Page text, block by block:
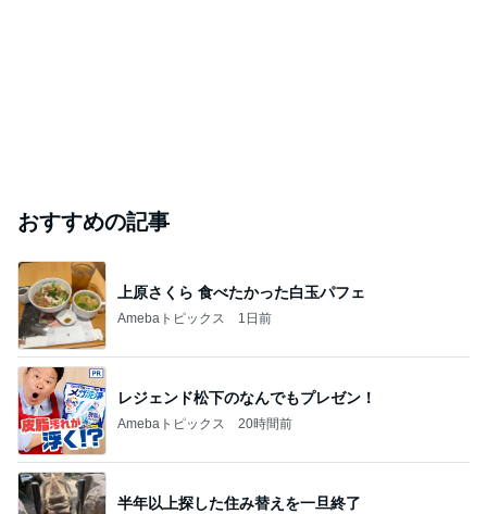
おすすめの記事
上原さくら 食べたかった白玉パフェ
Amebaトピックス 1日前
レジェンド松下のなんでもプレゼン！
Amebaトピックス 20時間前
半年以上探した住み替えを一旦終了